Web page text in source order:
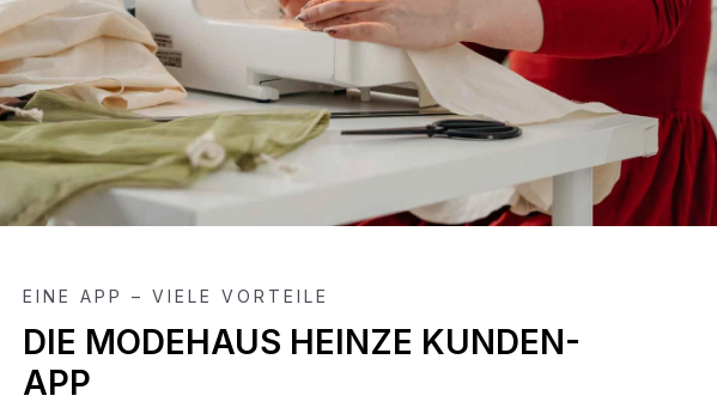
EINE APP – VIELE VORTEILE
DIE MODEHAUS HEINZE KUNDEN-
APP